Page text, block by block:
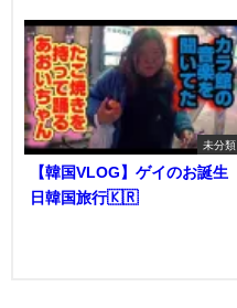
未分類
【韓国VLOG】ゲイのお誕生
日韓国旅行🇰🇷